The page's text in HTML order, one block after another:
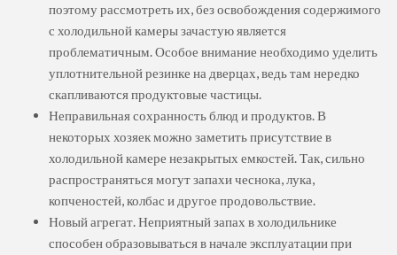
поэтому рассмотреть их, без освобождения содержимого
с холодильной камеры зачастую является
проблематичным. Особое внимание необходимо уделить
уплотнительной резинке на дверцах, ведь там нередко
скапливаются продуктовые частицы.
Неправильная сохранность блюд и продуктов. В
некоторых хозяек можно заметить присутствие в
холодильной камере незакрытых емкостей. Так, сильно
распространяться могут запахи чеснока, лука,
копченостей, колбас и другое продовольствие.
Новый агрегат. Неприятный запах в холодильнике
способен образовываться в начале эксплуатации при